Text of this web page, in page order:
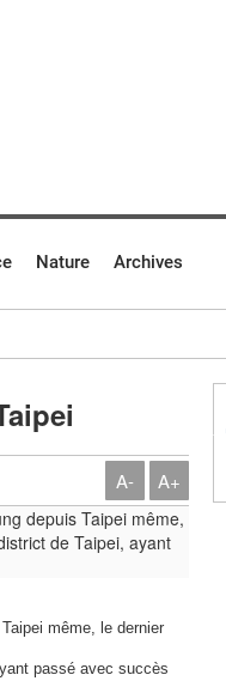
Nature Archives
A- A+
même, le dernier
passé avec succès